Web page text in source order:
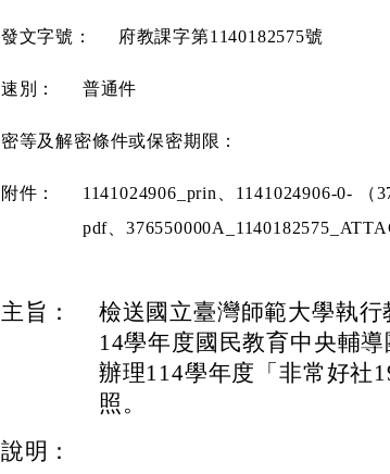
發文字號： 府教課字第1140182575號
速別： 普通件
密等及解密條件或保密期限：
附件：
1141024906_prin、1141024906-0- （
pdf、
主旨：
檢送國立臺灣師範大學執行
14學年度國民教育中央輔
辦理114學年度「非常好社
照。
說明：